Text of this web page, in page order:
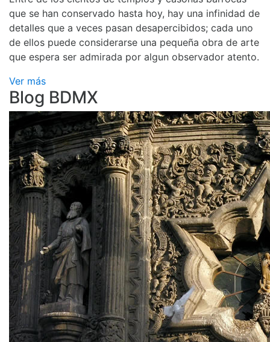
que se han conservado hasta hoy, hay una infinidad de
detalles que a veces pasan desapercibidos; cada uno
de ellos puede considerarse una pequeña obra de arte
que espera ser admirada por algun observador atento.
Ver más
Blog BDMX